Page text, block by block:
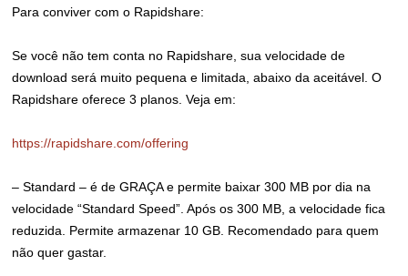
Para conviver com o Rapidshare:
Se você não tem conta no Rapidshare, sua velocidade de
download será muito pequena e limitada, abaixo da aceitável. O
Rapidshare oferece 3 planos. Veja em:
https://rapidshare.com/offering
– Standard – é de GRAÇA e permite baixar 300 MB por dia na
velocidade “Standard Speed”. Após os 300 MB, a velocidade fica
reduzida. Permite armazenar 10 GB. Recomendado para quem
não quer gastar.